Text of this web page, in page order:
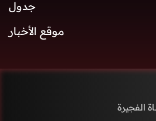
جدول
موقع الأخبار
الفجيرة